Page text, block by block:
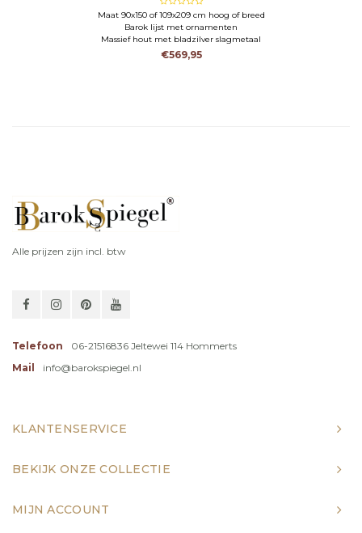
Maat 90x150 of 109x209 cm hoog of breed
Barok lijst met ornamenten
Massief hout met bladzilver slagmetaal
€569,95
Alle prijzen zijn incl. btw
Telefoon
06-21516836 Jeltewei 114 Hommerts
Mail
info@barokspiegel.nl
KLANTENSERVICE
BEKIJK ONZE COLLECTIE
MIJN ACCOUNT